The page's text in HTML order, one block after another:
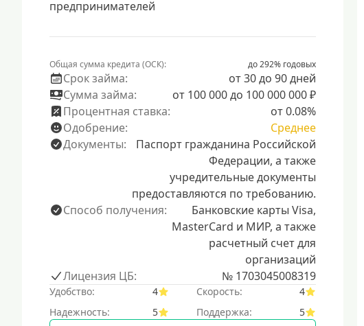
Общая сумма кредита (ОСК): до 292% годовых
Срок займа:
от 30 до 90 дней
Сумма займа:
от 100 000 до 100 000 000 ₽
Процентная ставка:
от 0.08%
Одобрение:
Среднее
Документы:
Паспорт гражданина Российской
Федерации, а также
учредительные документы
предоставляются по требованию.
Способ получения:
Банковские карты Visa,
MasterCard и МИР, а также
расчетный счет для
организаций
Лицензия ЦБ:
№ 1703045008319
Удобство: 4 Скорость:
4
Надежность:
5 Поддержка: 5